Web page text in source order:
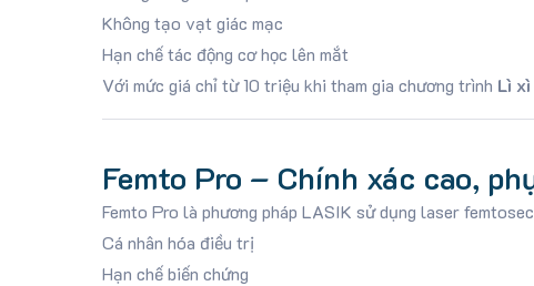
Không tạo vạt giác mạc
Hạn chế tác động cơ học lên mắt
Với mức giá chỉ từ 10 triệu khi tham gia chương trình Lì
Femto Pro – Chính xác cao,
Femto Pro là phương pháp LASIK sử dụng laser
Cá nhân hóa điều trị
Hạn chế biến chứng